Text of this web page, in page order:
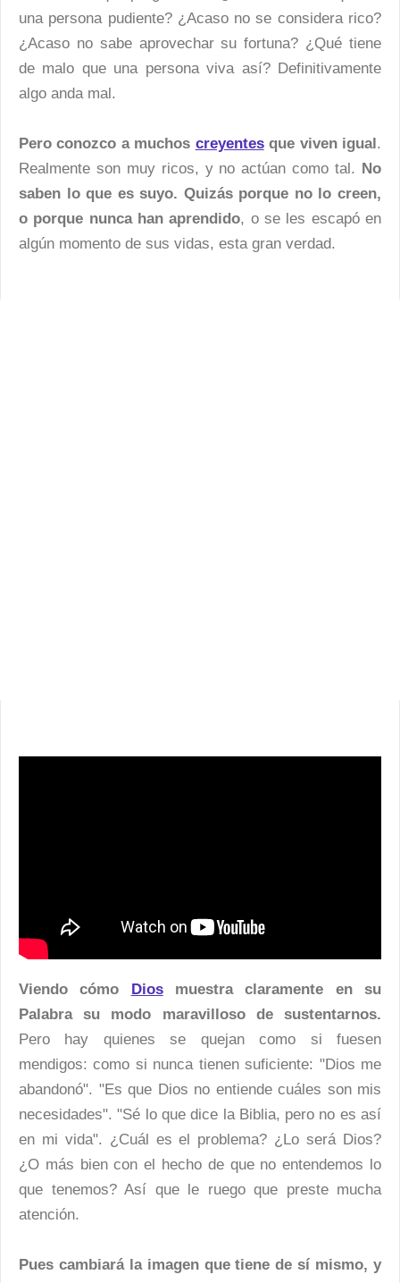
una persona pudiente? ¿Acaso no se considera rico?
¿Acaso no sabe aprovechar su fortuna? ¿Qué tiene
de malo que una persona viva así? Definitivamente
algo anda mal.
Pero conozco a muchos creyentesque viven igual.
Realmente son muy ricos, y no actúan como tal. No
saben lo que es suyo. Quizás porque no lo creen,
o porque nunca han aprendido, o se les escapó en
algún momento de sus vidas, esta gran verdad.
Viendo cómo Diosmuestra claramente en su
Palabra su modo maravilloso de sustentarnos.
Pero hay quienes se quejan como si fuesen
mendigos: como si nunca tienen suficiente: "Dios me
abandonó". "Es que Dios no entiende cuáles son mis
necesidades". "Sé lo que dice la Biblia, pero no es así
en mi vida". ¿Cuál es el problema? ¿Lo será Dios?
¿O más bien con el hecho de que no entendemos lo
que tenemos? Así que le ruego que preste mucha
atención.
Pues cambiará la imagen que tiene de sí mismo, y